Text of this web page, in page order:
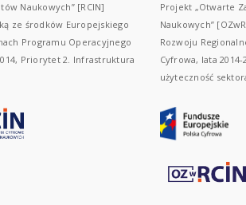
Naukowych” [RCIN]
ze środków Europejskiego
Programu Operacyjnego
Priorytet 2. Infrastruktura
Projekt „Otwarte
Naukowych”
Rozwoju
Cyfrowa, lata
użyteczność